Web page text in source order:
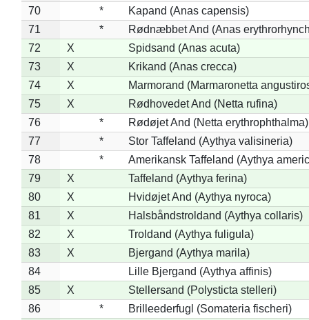
70
*
Kapand (Anas capensis)
71
*
Rødnæbbet And (Anas
72
X
Spidsand (Anas acuta)
73
X
Krikand (Anas crecca)
74
X
Marmorand (Marmaronetta
75
X
Rødhovedet And (Netta rufina)
76
*
Rødøjet And (Netta erythrophthalma)
77
*
Stor Taffeland (Aythya valisineria)
78
*
Amerikansk Taffeland (Aythya
79
X
Taffeland (Aythya ferina)
80
X
Hvidøjet And (Aythya nyroca)
81
X
Halsbåndstroldand (Aythya collaris)
82
X
Troldand (Aythya fuligula)
83
X
Bjergand (Aythya marila)
84
Lille Bjergand (Aythya affinis)
85
X
Stellersand (Polysticta stelleri)
86
*
Brilleederfugl (Somateria fischeri)